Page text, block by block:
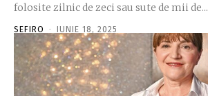
folosite zilnic de zeci sau sute de mii de...
SEFIRO - IUNIE 18, 2025